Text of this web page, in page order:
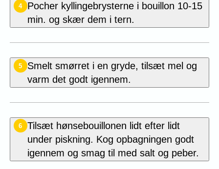
4
Pocher kyllingebrysterne i bouillon 10-15
min. og skær dem i tern.
5
Smelt smørret i en gryde, tilsæt mel og
varm det godt igennem.
6
Tilsæt hønsebouillonen lidt efter lidt
under piskning. Kog opbagningen godt
igennem og smag til med salt og peber.